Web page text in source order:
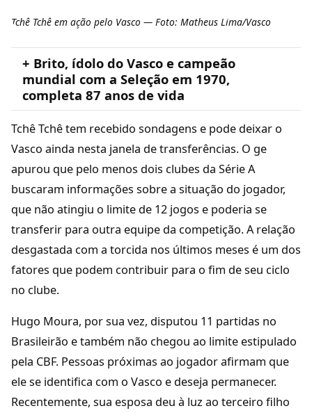
Tchê Tchê em ação pelo Vasco — Foto: Matheus Lima/Vasco
+ Brito, ídolo do Vasco e campeão
mundial com a Seleção em 1970,
completa 87 anos de vida
Tchê Tchê tem recebido sondagens e pode deixar o
Vasco ainda nesta janela de transferências. O ge
apurou que pelo menos dois clubes da Série A
buscaram informações sobre a situação do jogador,
que não atingiu o limite de 12 jogos e poderia se
transferir para outra equipe da competição. A relação
desgastada com a torcida nos últimos meses é um dos
fatores que podem contribuir para o fim de seu ciclo
no clube.
Hugo Moura, por sua vez, disputou 11 partidas no
Brasileirão e também não chegou ao limite estipulado
pela CBF. Pessoas próximas ao jogador afirmam que
ele se identifica com o Vasco e deseja permanecer.
Recentemente, sua esposa deu à luz ao terceiro filho